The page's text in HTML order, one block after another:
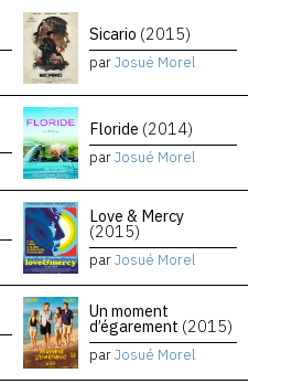
Sicario (2015)
parJosué Morel
Floride (2014)
parJosué Morel
Love & Mercy
(2015)
parJosué Morel
Un moment
d’égarement (2015)
parJosué Morel